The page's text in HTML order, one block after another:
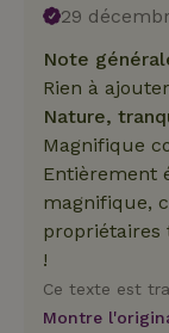
29
Note
Rien à
Nature,
Magnifique
Entièrement
magnifique,
propriétaires
!
Ce texte est
Montre